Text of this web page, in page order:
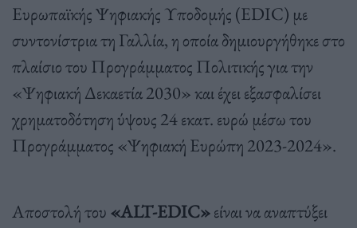
Ευρωπαϊκής Ψηφιακής Υποδομής (EDIC) με
συντονίστρια τη Γαλλία, η οποία δημιουργήθηκε στο
πλαίσιο του Προγράμματος Πολιτικής για την
«Ψηφιακή Δεκαετία 2030» και έχει εξασφαλίσει
χρηματοδότηση ύψους 24 εκατ. ευρώ μέσω του
Προγράμματος «Ψηφιακή Ευρώπη 2023-2024».
Αποστολή του «ALT-EDIC»είναι να αναπτύξει